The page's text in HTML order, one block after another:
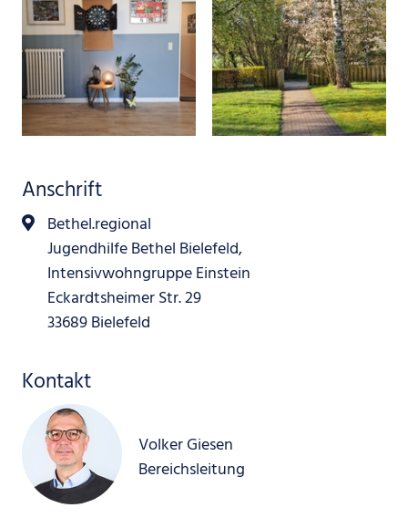
Anschrift
Bethel.regional
Jugendhilfe Bethel Bielefeld,
Intensivwohngruppe Einstein
Eckardtsheimer Str. 29
33689 Bielefeld
Kontakt
Volker Giesen
Bereichsleitung